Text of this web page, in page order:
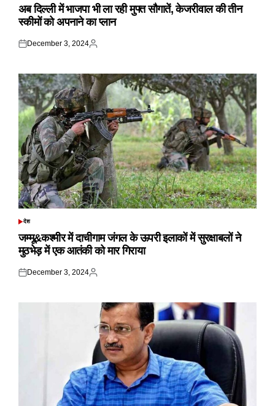
अब दिल्ली में भाजपा भी ला रही मुफ्त सौगातें, केजरीवाल की तीन
स्कीमों को अपनाने का प्लान
Posted
December 3, 2024
Posted
POSTED
देश
जम्मू&कश्मीर में दाचीगाम जंगल के ऊपरी इलाकों में सुरक्षाबलों ने
मुठभेड़ में एक आतंकी को मार गिराया
Posted
December 3, 2024
Posted